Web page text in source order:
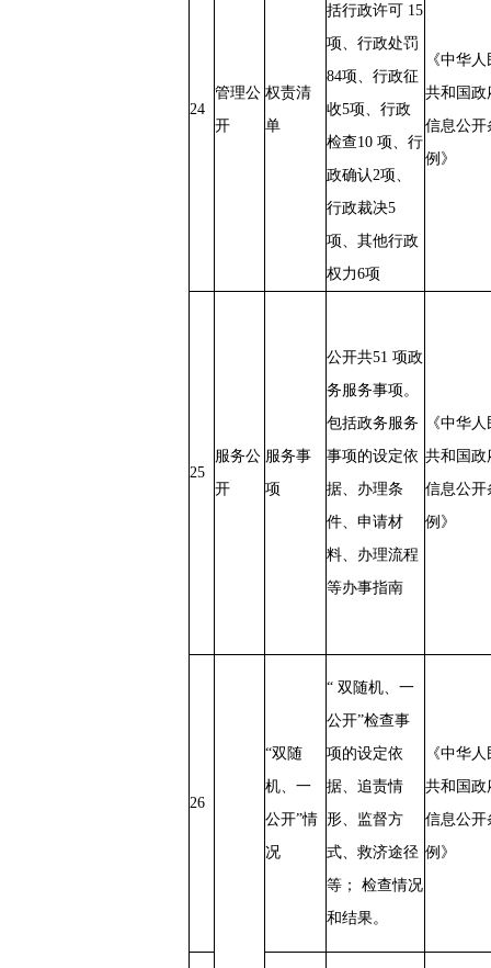
24
管理公
开
权责清
单
括行政许可 15
项、行政处罚
84项、行政征
收5项、行政
检查10 项、行
政确认2项、
行政裁决5
项、其他行政
权力6项
《中华人
共和国政
信息公开
例》
25
服务公
开
服务事
项
公开共51 项政
务服务事项。
包括政务服务
事项的设定依
据、办理条
件、申请材
料、办理流程
等办事指南
《中华人
共和国政
信息公开
例》
26
“双随
机、一
公开”情
况
“ 双随机、一
公开”检查事
项的设定依
据、追责情
形、监督方
式、救济途径
等； 检查情况
和结果。
《中华人
共和国政
信息公开
例》